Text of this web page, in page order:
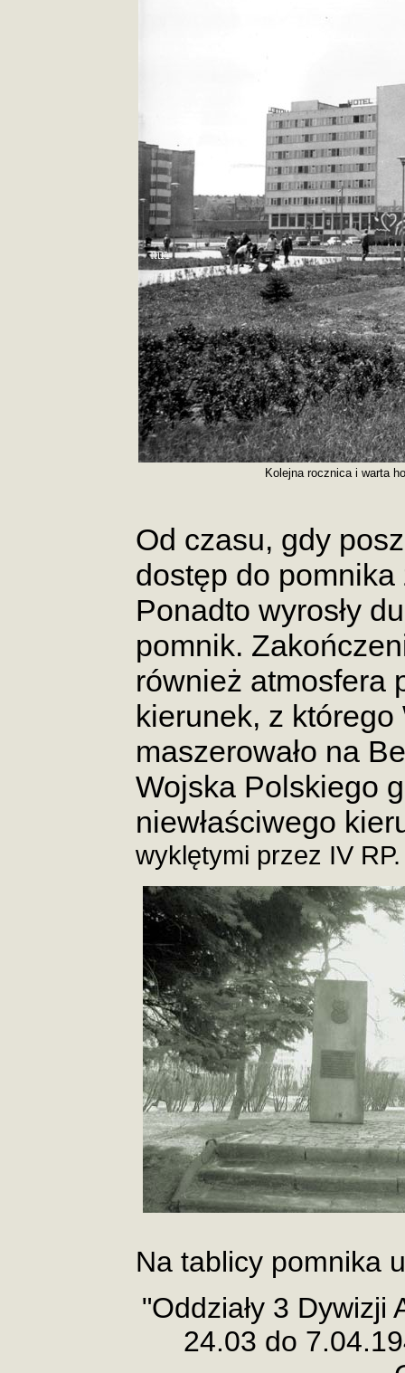
Kolejna rocznica i warta
Od czasu, gdy
dostęp do pomnika
Ponadto wyrosły
pomnik.
również atmosfera
kierunek, z
maszerowało na
Wojska Polskiego
niewłaściwego
wyklętymi przez IV RP.
Na tablicy pomnika
"Oddziały 3 Dywizji
24.03 do